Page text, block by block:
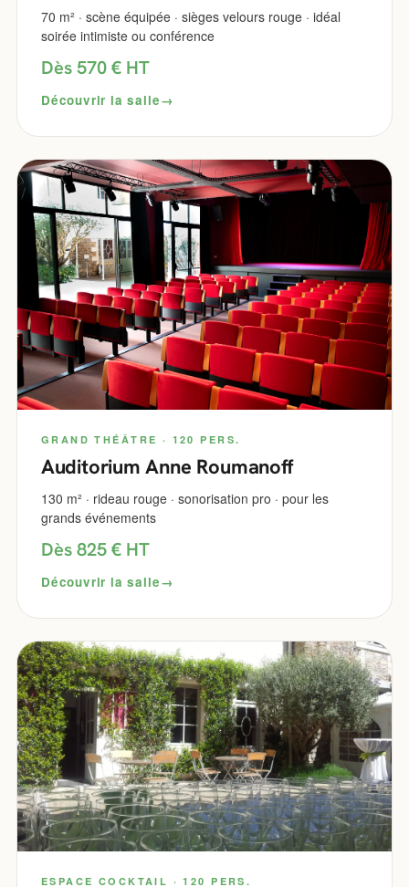
70 m² · scène équipée · sièges velours rouge · idéal
soirée intimiste ou conférence
Dès 570 € HT
Découvrir la salle
GRAND THÉÂTRE · 120 PERS.
Auditorium Anne Roumanoff
130 m² · rideau rouge · sonorisation pro · pour les
grands événements
Dès 825 € HT
Découvrir la salle
ESPACE COCKTAIL · 120 PERS.